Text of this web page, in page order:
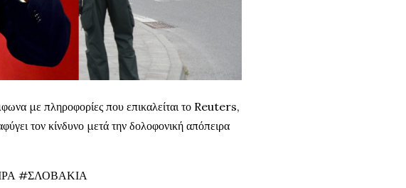
με πληροφορίες που επικαλείται το Reuters,
τον κίνδυνο μετά την δολοφονική απόπειρα
#ΣΛΟΒΑΚΙΑ